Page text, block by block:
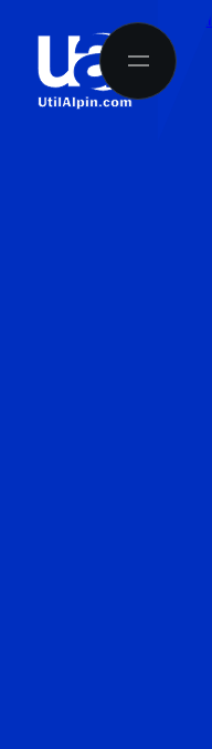
Sari la conținutul principal